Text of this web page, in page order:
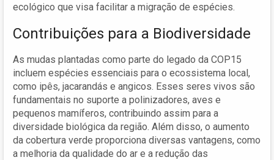
ecológico que visa facilitar a migração de espécies.
Contribuições para a Biodiversidade
As mudas plantadas como parte do legado da COP15
incluem espécies essenciais para o ecossistema local,
como ipês, jacarandás e angicos. Esses seres vivos são
fundamentais no suporte a polinizadores, aves e
pequenos mamíferos, contribuindo assim para a
diversidade biológica da região. Além disso, o aumento
da cobertura verde proporciona diversas vantagens, como
a melhoria da qualidade do ar e a redução das